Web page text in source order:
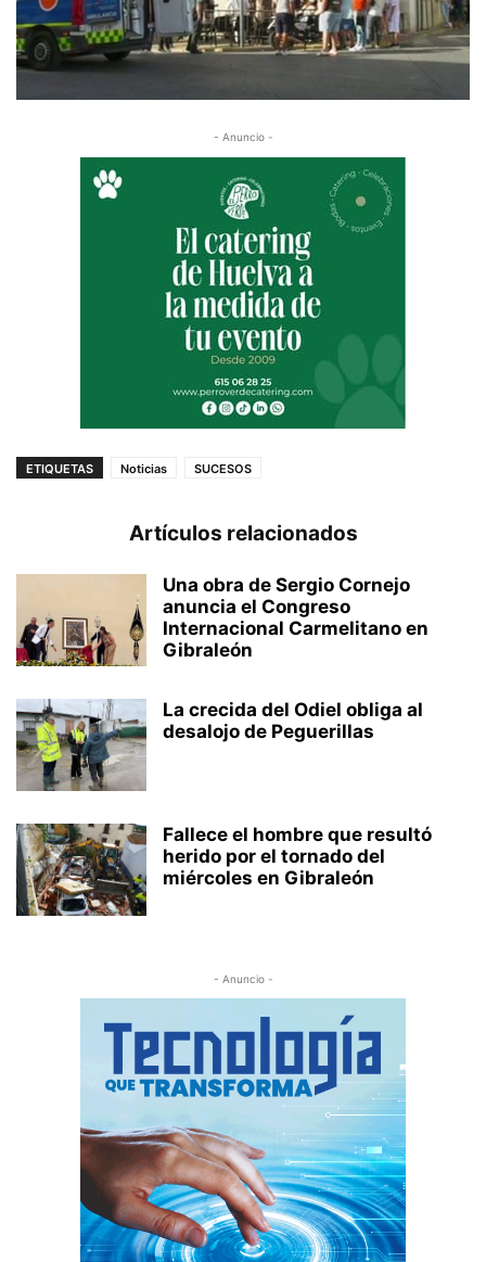
- Anuncio -
ETIQUETAS Noticias SUCESOS
Artículos relacionados
Una obra de Sergio Cornejo
anuncia el Congreso
Internacional Carmelitano en
Gibraleón
La crecida del Odiel obliga al
desalojo de Peguerillas
Fallece el hombre que resultó
herido por el tornado del
miércoles en Gibraleón
- Anuncio -